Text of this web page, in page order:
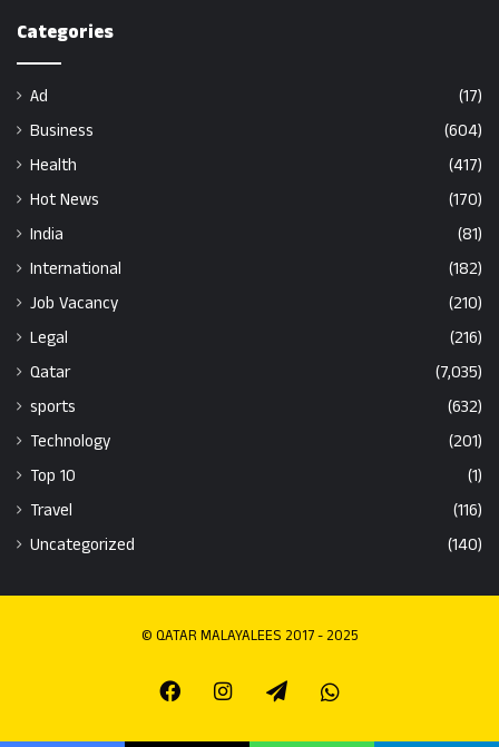
Categories
Ad
(17)
Business
(604)
Health
(417)
Hot News
(170)
India
(81)
International
(182)
Job Vacancy
(210)
Legal
(216)
Qatar
(7,035)
sports
(632)
Technology
(201)
Top 10
(1)
Travel
(116)
Uncategorized
(140)
© QATAR MALAYALEES 2017 - 2025
FacebookInstagramTelegramWhatsapp